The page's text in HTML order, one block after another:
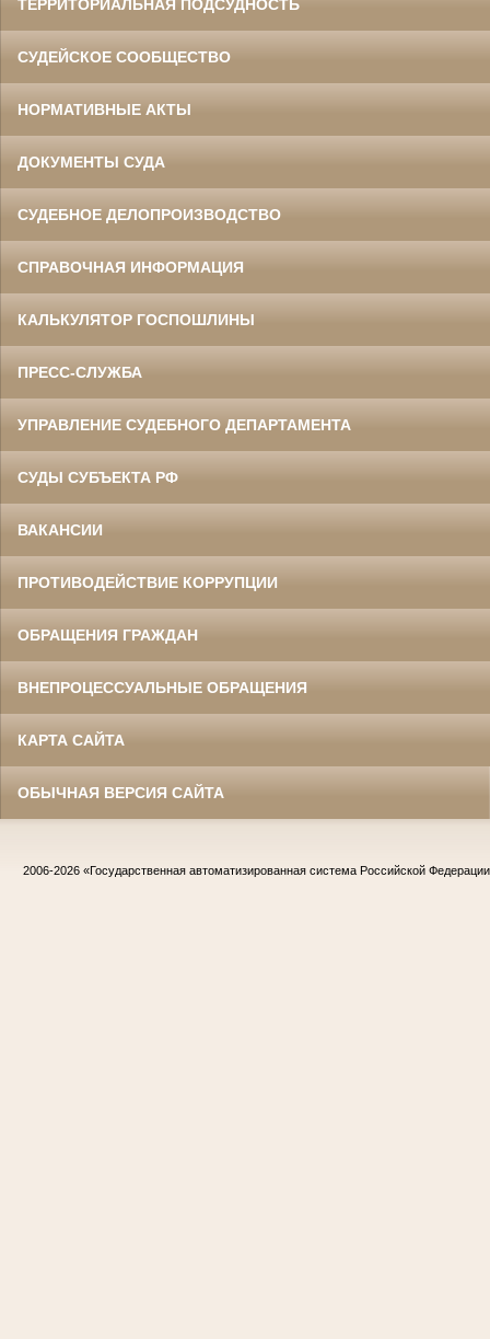
ТЕРРИТОРИАЛЬНАЯ ПОДСУДНОСТЬ
СУДЕЙСКОЕ СООБЩЕСТВО
НОРМАТИВНЫЕ АКТЫ
ДОКУМЕНТЫ СУДА
СУДЕБНОЕ ДЕЛОПРОИЗВОДСТВО
СПРАВОЧНАЯ ИНФОРМАЦИЯ
КАЛЬКУЛЯТОР ГОСПОШЛИНЫ
ПРЕСС-СЛУЖБА
УПРАВЛЕНИЕ СУДЕБНОГО ДЕПАРТАМЕНТА
СУДЫ СУБЪЕКТА РФ
ВАКАНСИИ
ПРОТИВОДЕЙСТВИЕ КОРРУПЦИИ
ОБРАЩЕНИЯ ГРАЖДАН
ВНЕПРОЦЕССУАЛЬНЫЕ ОБРАЩЕНИЯ
КАРТА САЙТА
ОБЫЧНАЯ ВЕРСИЯ САЙТА
2006-2026 «Государственная автоматизированная система Российской